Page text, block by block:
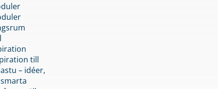
till
– idéer,